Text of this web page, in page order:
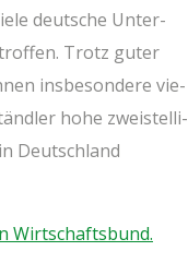
deut­sche Unter­
Trotz guter
ins­be­son­de­re vie­
hohe zwei­stel­li­
Deutsch­land
Wirtschaftsbund.